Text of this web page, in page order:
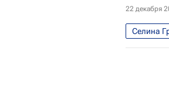
22 декабря
Селина